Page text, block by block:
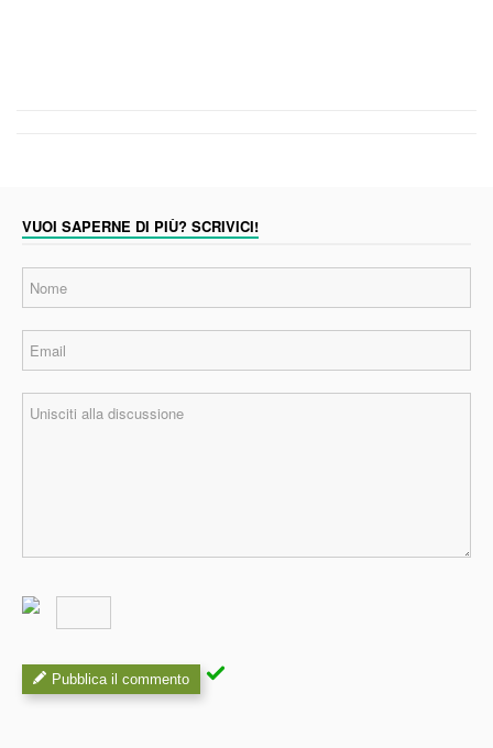
VUOI SAPERNE DI PIÙ? SCRIVICI!
Pubblica il commento